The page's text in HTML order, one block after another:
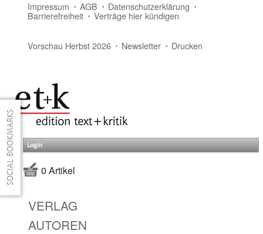
Impressum AGB Datenschutzerklärung
Barrierefreiheit Verträge hier kündigen
Vorschau Herbst 2026 Newsletter Drucken
Login
0 Artikel
VERLAG
AUTOREN